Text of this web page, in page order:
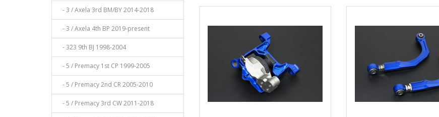
- 3 / Axela 3rd BM/BY 2014-2018
- 3 / Axela 4th BP 2019-present
- 323 9th BJ 1998-2004
- 5 / Premacy 1st CP 1999-2005
- 5 / Premacy 2nd CR 2005-2010
- 5 / Premacy 3rd CW 2011-2018